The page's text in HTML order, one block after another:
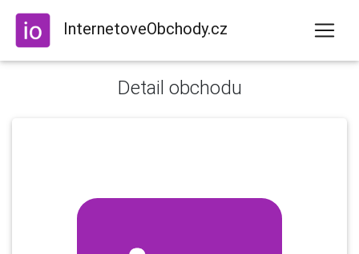
InternetoveObchody.cz
Detail obchodu